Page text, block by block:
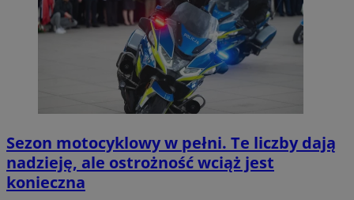
Sezon motocyklowy w pełni. Te liczby dają
nadzieję, ale ostrożność wciąż jest
konieczna